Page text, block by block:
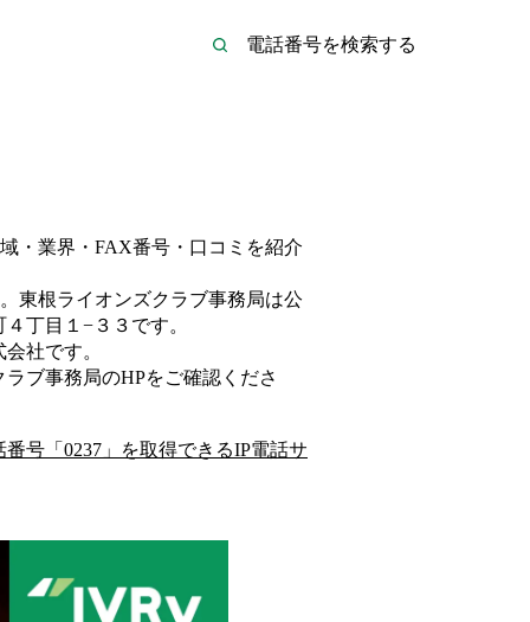
・業界・FAX番号・口コミを紹介
東根ライオンズクラブ事務局は公
丁目１−３３ です。
会社です。
ラブ事務局のHPをご確認くださ
号「 0237 」を取得できるIP電話サ